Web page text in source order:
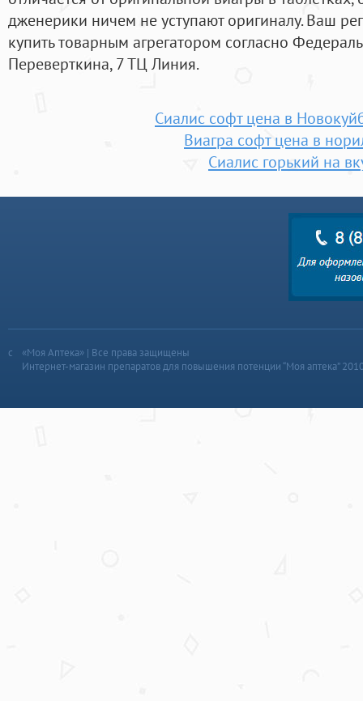
дженерики ничем не уступают оригиналу. Ваш
купить товарным агрегатором согласно
Переверткина, 7 ТЦ Линия.
Сиалис софт цена в
Виагра софт цена в
Сиалис горький на
«Моя Аптека» | Все права защищены
Интернет-магазин препаратов для повышения потенции “Моя аптека”